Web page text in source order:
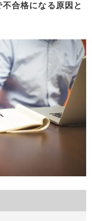
合格になる原因と